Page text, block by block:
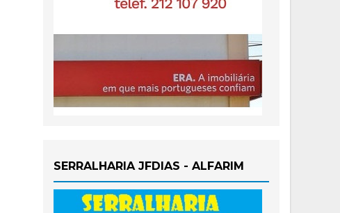
SERRALHARIA JFDIAS - ALFARIM